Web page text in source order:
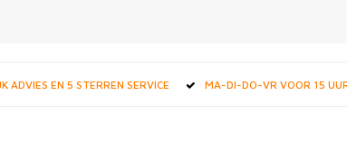
ADVIES EN 5 STERREN SERVICE MA-DI-DO-VR VOOR 15